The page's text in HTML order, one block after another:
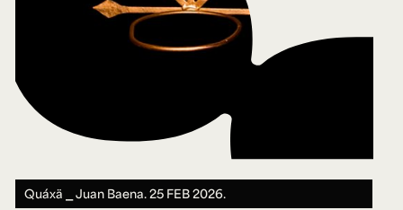
Quáxä ⎯ Juan Baena.25 FEB 2026.